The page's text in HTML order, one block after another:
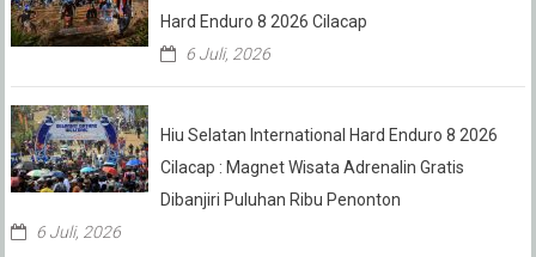
Hard Enduro 8 2026 Cilacap
6 Juli, 2026
Hiu Selatan International Hard Enduro 8 2026
Cilacap : Magnet Wisata Adrenalin Gratis
Dibanjiri Puluhan Ribu Penonton
6 Juli, 2026